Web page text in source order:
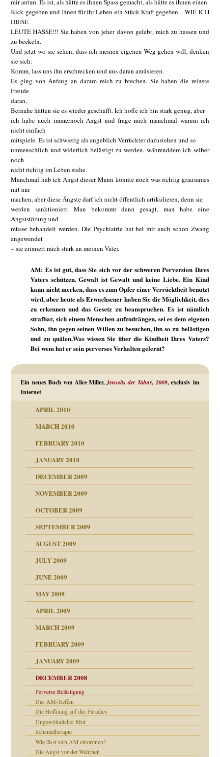
mir antun. Es ist, als hätte es ihnen Spass gemacht, als hätte es ihnen einen
Kick gegeben und ihnen für ihr Leben ein Stück Kraft gegeben – WIE ICH
DIESE
LEUTE HASSE!!! Sie haben von jeher davon gelebt, mich zu hassen und
zu beekeln.
Und jetzt wo sie sehen, dass ich meinen eigenen Weg gehen will, denken
sie sich:
Komm, lass uns ihn erschrecken und uns daran amüsieren.
Es ging von Anfang an darum mich zu brechen. Sie haben die reinste
Freude
daran.
Beinahe hätten sie es wieder geschafft. Ich hoffe ich bin stark genug, aber
ich habe auch immernoch Angst und frage mich manchmal warum ich
nicht einfach
mitspiele. Es ist schwierig als angeblich Verrückter dazustehen und so
unmenschlich und widerlich belästigt zu werden, währenddem ich selber
noch
nicht richtig im Leben stehe.
Manchmal hab ich Angst dieser Mann könnte noch was richtig grausames
mit mir
machen, aber diese Ängste darf ich nicht öffentlich artikulieren, denn sie
werden sanktioniert. Man bekommt dann gesagt, man habe eine
Angststörung und
müsse behandelt werden. Die Psychiatrie hat bei mir auch schon Zwang
angewendet
– sie erinnert mich stark an meinen Vater.
AM: Es ist gut, dass Sie sich vor der schweren Perversion Ihres
Vaters schützen. Gewalt ist Gewalt und keine Liebe. Ein Kind
kann nicht merken, dass es zum Opfer einer Verrücktheit benutzt
wird, aber heute als Erwachsener haben Sie die Möglichkeit, dies
zu erkennen und das Gesetz zu beanspruchen. Es ist nämlich
strafbar, sich einem Menschen aufzudrängen, sei es dem eigenen
Sohn, ihn gegen seinen Willen zu besuchen, ihn so zu belästigen
und zu quälen.Was wissen Sie über die Kindheit Ihres Vaters?
Bei wem hat er sein perverses Verhalten gelernt?
Ein neues Buch von Alice Miller,Jenseits der Tabus, 2009, exclusiv im
Internet
APRIL 2010
MARCH 2010
FEBRUARY 2010
JANUARY 2010
DECEMBER 2009
NOVEMBER 2009
OCTOBER 2009
SEPTEMBER 2009
AUGUST 2009
JULY 2009
JUNE 2009
MAY 2009
APRIL 2009
MARCH 2009
FEBRUARY 2009
JANUARY 2009
DECEMBER 2008
Perverse Belästigung
Das AM-Treffen
Die Hoffnung auf das Paradies
Ungewöhnlicher Mut
Schematherapie
Wie lässt sich AM einordnen?
Die Angst vor der Wahrheit